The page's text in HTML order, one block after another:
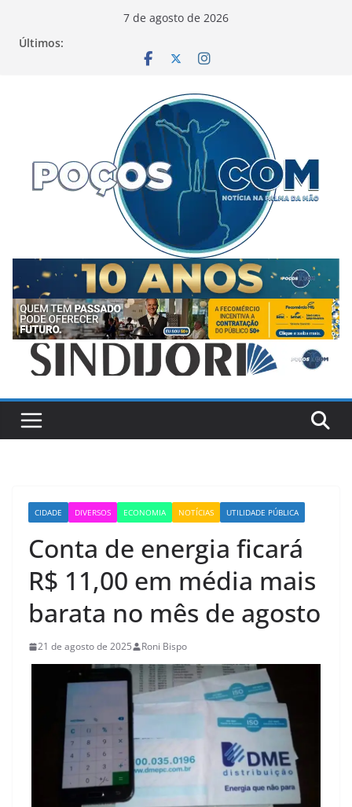
7 de agosto de 2026
Últimos:
CIDADE DIVERSOS ECONOMIA NOTÍCIAS UTILIDADE PÚBLICA
Conta de energia ficará
R$ 11,00 em média mais
barata no mês de agosto
21 de agosto de 2025 Roni Bispo